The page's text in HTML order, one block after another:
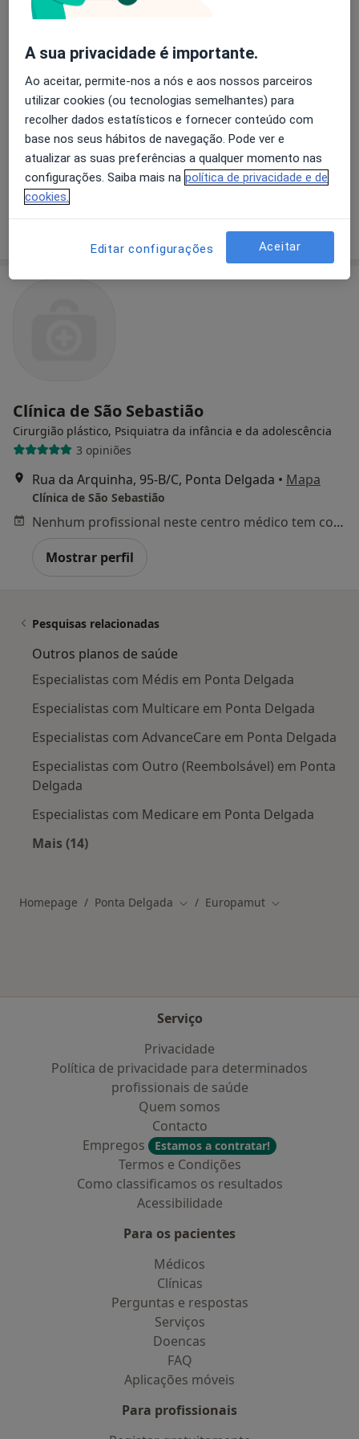
Dr. António de Oliveira Nunes
Cirurgião plástico
58 opiniões
Rua da Arquinha, 95-B/C, Ponta Delgada
Clínica de São Sebastião
Clínica de São Sebastião
Cirurgião plástico, Psiquiatra da infância e da adolescência
3 opiniões
Rua da Arquinha, 95-B/C, Ponta Delgada • Mapa
Clínica de São Sebastião
Nenhum profissional neste centro médico tem consultas disponíveis
Mostrar perfil
Pesquisas relacionadas
Outros planos de saúde
Especialistas com Médis em Ponta Delgada
Especialistas com Multicare em Ponta Delgada
Especialistas com AdvanceCare em Ponta Delgada
Especialistas com Outro (Reembolsável) em Ponta
Delgada
Especialistas com Medicare em Ponta Delgada
Mais (14)
Homepage Ponta Delgada Mudar de cidade
Europamut Mudar de
Serviço
Privacidade
Política de privacidade para determinados
profissionais de saúde
Quem somos
Contacto
Empregos
Estamos a contratar!
Termos e Condições
Como classificamos os resultados
Acessibilidade
Para os pacientes
Médicos
Clínicas
Perguntas e respostas
Serviços
Doencas
FAQ
Aplicações móveis
Para profissionais
A sua privacidade é importante.
Ao aceitar, permite-nos a nós e aos nossos parceiros
utilizar cookies (ou tecnologias semelhantes) para
recolher dados estatísticos e fornecer conteúdo com
base nos seus hábitos de navegação. Pode ver e
atualizar as suas preferências a qualquer momento nas
configurações. Saiba mais na política de privacidade e de
cookies.
Editar configurações Aceitar